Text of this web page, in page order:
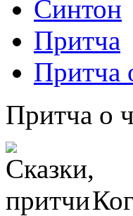
Синтон
Притча
Притча
Притча о